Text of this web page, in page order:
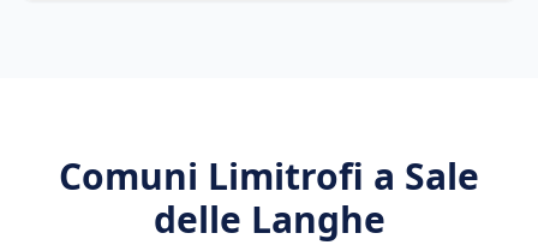
Comuni Limitrofi a Sale
delle Langhe